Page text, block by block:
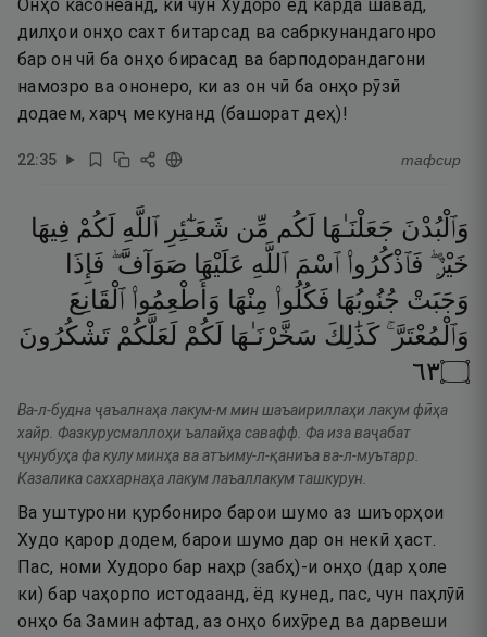
Онҳо касонеанд, ки чун Худоро ёд карда шавад,
дилҳои онҳо сахт битарсад ва сабркунандагонро
бар он чӣ ба онҳо бирасад ва барподорандагони
намозро ва ононеро, ки аз он чӣ ба онҳо рӯзӣ
додаем, харҷ мекунанд (башорат деҳ)!
22:35 тафсир
وَٱلْبُدْنَ جَعَلْنَـٰهَا لَكُم مِّن شَعَـٰٓئِرِ ٱللَّهِ لَكُمْ فِيهَا
خَيْرٌۭ ۖ فَٱذْكُرُوا۟ ٱسْمَ ٱللَّهِ عَلَيْهَا صَوَآفَّ ۖ فَإِذَا
وَجَبَتْ جُنُوبُهَا فَكُلُوا۟ مِنْهَا وَأَطْعِمُوا۟ ٱلْقَانِعَ
وَٱلْمُعْتَرَّ ۚ كَذَٰلِكَ سَخَّرْنَـٰهَا لَكُمْ لَعَلَّكُمْ تَشْكُرُونَ
۝٣٦
Ва-л-будна ҷаъалнаҳа лакум-м мин шаъаириллаҳи лакум фӣҳа
хайр. Фазкурусмаллоҳи ъалайҳа савафф. Фа иза ваҷабат
ҷунубуҳа фа кулу минҳа ва атъиму-л-қаниъа ва-л-муътарр.
Казалика саххарнаҳа лакум лаъаллакум ташкурун.
Ва уштурони қурбониро барои шумо аз шиъорҳои
Худо қарор додем, барои шумо дар он некӣ ҳаст.
Пас, номи Худоро бар наҳр (забҳ)-и онҳо (дар ҳоле
ки) бар чаҳорпо истодаанд, ёд кунед, пас, чун паҳлӯӣ
онҳо ба Замин афтад, аз онҳо бихӯред ва дарвеши